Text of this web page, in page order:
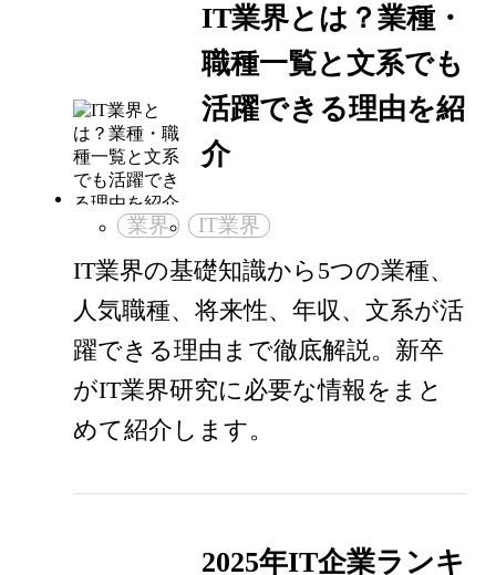
IT業界とは？業種・
職種一覧と文系でも
活躍できる理由を紹
介
業界 IT業界
IT業界の基礎知識から5つの業種、
人気職種、将来性、年収、文系が活
躍できる理由まで徹底解説。新卒
がIT業界研究に必要な情報をまと
めて紹介します。
2025年IT企業ランキ